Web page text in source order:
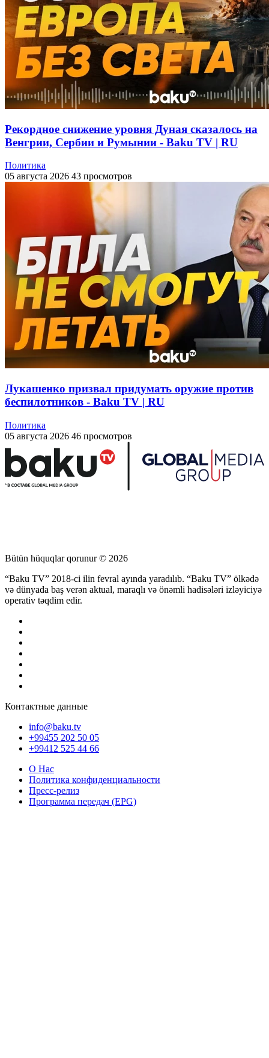
Рекордное снижение уровня Дуная сказалось на
Венгрии, Сербии и Румынии - Baku TV | RU
Политика
05 августа 2026 43 просмотров
Лукашенко призвал придумать оружие против
беспилотников - Baku TV | RU
Политика
05 августа 2026 46 просмотров
Bütün hüquqlar qorunur © 2026
“Baku TV” 2018-ci ilin fevral ayında yaradılıb. “Baku TV” ölkədə
və dünyada baş verən aktual, maraqlı və önəmli hadisələri izləyiciyə
operativ təqdim edir.
Контактные данные
info@baku.tv
+99455 202 50 05
+99412 525 44 66
О Нас
Политика конфиденциальности
Пресс-релиз
Программа передач (EPG)